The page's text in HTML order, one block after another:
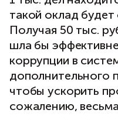
такой оклад будет
Получая 50 тыс.
шла бы
коррупции в
дополнительного
чтобы ускорить
сожалению,